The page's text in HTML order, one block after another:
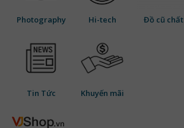
Photography Hi-tech Đồ cũ chất
Tin Tức Khuyến mãi